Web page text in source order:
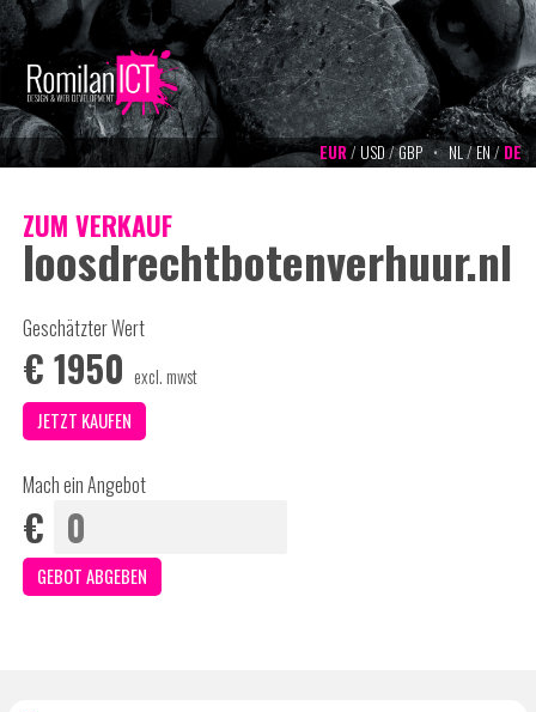
EUR/ USD/GBP•NL/EN/ DE
ZUM VERKAUF
loosdrechtbotenverhuur.nl
Geschätzter Wert
€ 1950 excl. mwst
Mach ein Angebot
€